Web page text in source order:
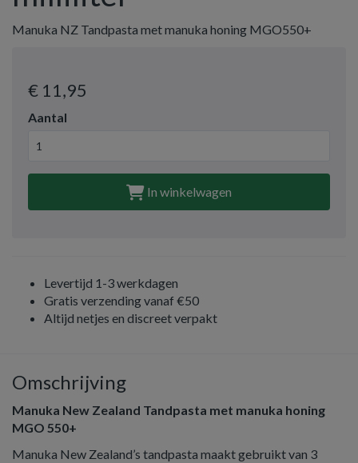
Manuka NZ Tandpasta met manuka honing MGO550+
€ 11,95
Aantal
In winkelwagen
Levertijd 1-3 werkdagen
Gratis verzending vanaf €50
Altijd netjes en discreet verpakt
Omschrijving
Manuka New Zealand Tandpasta met manuka honing
MGO 550+
Manuka New Zealand’s tandpasta maakt gebruikt van 3